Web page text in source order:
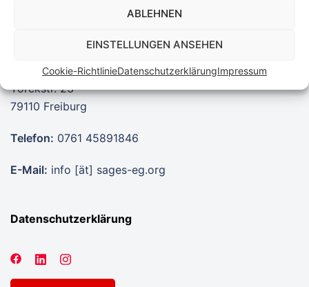
ABLEHNEN
EINSTELLUNGEN ANSEHEN
Cookie-RichtlinieDatenschutzerklärungImpressum
Yorckstr. 23
79110 Freiburg
Telefon: 0761 45891846
E-Mail: info [ät] sages-eg.org
Datenschutzerklärung